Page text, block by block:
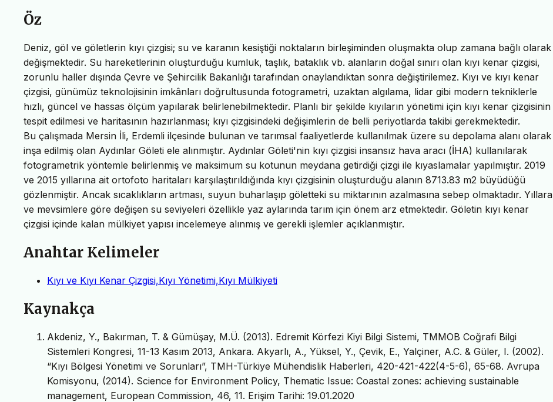
Öz
Deniz, göl ve göletlerin kıyı çizgisi; su ve karanın kesiştiği noktaların birleşiminden oluşmakta olup zamana bağlı olarak
değişmektedir. Su hareketlerinin oluşturduğu kumluk, taşlık, bataklık vb. alanların doğal sınırı olan kıyı kenar çizgisi,
zorunlu haller dışında Çevre ve Şehircilik Bakanlığı tarafından onaylandıktan sonra değiştirilemez. Kıyı ve kıyı kenar
çizgisi, günümüz teknolojisinin imkânları doğrultusunda fotogrametri, uzaktan algılama, lidar gibi modern tekniklerle
hızlı, güncel ve hassas ölçüm yapılarak belirlenebilmektedir. Planlı bir şekilde kıyıların yönetimi için kıyı kenar çizgisinin
tespit edilmesi ve haritasının hazırlanması; kıyı çizgisindeki değişimlerin de belli periyotlarda takibi gerekmektedir.
Bu çalışmada Mersin İli, Erdemli ilçesinde bulunan ve tarımsal faaliyetlerde kullanılmak üzere su depolama alanı olarak
inşa edilmiş olan Aydınlar Göleti ele alınmıştır. Aydınlar Göleti'nin kıyı çizgisi insansız hava aracı (İHA) kullanılarak
fotogrametrik yöntemle belirlenmiş ve maksimum su kotunun meydana getirdiği çizgi ile kıyaslamalar yapılmıştır. 2019
ve 2015 yıllarına ait ortofoto haritaları karşılaştırıldığında kıyı çizgisinin oluşturduğu alanın 8713.83 m2 büyüdüğü
gözlenmiştir. Ancak sıcaklıkların artması, suyun buharlaşıp göletteki su miktarının azalmasına sebep olmaktadır. Yıllara
ve mevsimlere göre değişen su seviyeleri özellikle yaz aylarında tarım için önem arz etmektedir. Göletin kıyı kenar
çizgisi içinde kalan mülkiyet yapısı incelemeye alınmış ve gerekli işlemler açıklanmıştır.
Anahtar Kelimeler
Kıyı ve Kıyı Kenar Çizgisi,Kıyı Yönetimi,Kıyı Mülkiyeti
Kaynakça
Akdeniz, Y., Bakırman, T. & Gümüşay, M.Ü. (2013). Edremit Körfezi Kiyi Bilgi Sistemi, TMMOB Coğrafi Bilgi
Sistemleri Kongresi, 11-13 Kasım 2013, Ankara. Akyarlı, A., Yüksel, Y., Çevik, E., Yalçiner, A.C. & Güler, I. (2002).
“Kıyı Bölgesi Yönetimi ve Sorunları”, TMH-Türkiye Mühendislik Haberleri, 420-421-422(4-5-6), 65-68. Avrupa
Komisyonu, (2014). Science for Environment Policy, Thematic Issue: Coastal zones: achieving sustainable
management, European Commission, 46, 11. Erişim Tarihi: 19.01.2020